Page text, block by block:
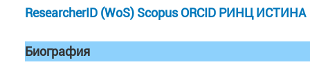
ResearcherID (WoS) Scopus ORCID РИНЦ ИСТИНА
Биография